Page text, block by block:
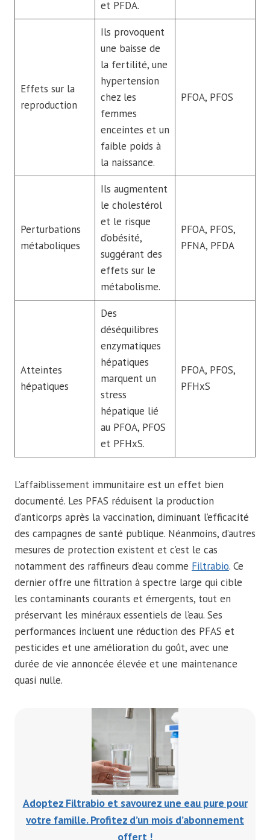
et PFDA.
Effets sur la
reproduction
Ils provoquent
une baisse de
la fertilité, une
hypertension
chez les
femmes
enceintes et un
faible poids à
la naissance.
PFOA, PFOS
Perturbations
métaboliques
Ils augmentent
le cholestérol
et le risque
d’obésité,
suggérant des
effets sur le
métabolisme.
PFOA, PFOS,
PFNA, PFDA
Atteintes
hépatiques
Des
déséquilibres
enzymatiques
hépatiques
marquent un
stress
hépatique lié
au PFOA, PFOS
et PFHxS.
PFOA, PFOS,
PFHxS
L’affaiblissement immunitaire est un effet bien
documenté. Les PFAS réduisent la production
d’anticorps après la vaccination, diminuant l’efficacité
des campagnes de santé publique. Néanmoins, d’autres
mesures de protection existent et c’est le cas
notamment des raffineurs d’eau comme Filtrabio. Ce
dernier offre une filtration à spectre large qui cible
les contaminants courants et émergents, tout en
préservant les minéraux essentiels de l’eau. Ses
performances incluent une réduction des PFAS et
pesticides et une amélioration du goût, avec une
durée de vie annoncée élevée et une maintenance
quasi nulle.
Adoptez Filtrabio et savourez une eau pure pour
votre famille. Profitez d’un mois d’abonnement
offert !